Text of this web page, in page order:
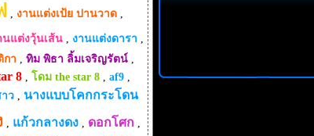
, งานแต่งเป้ย ปานวาด ,
นแต่งวุ้นเส้น, งานแต่งดารา ,
กา , ทิม พิธา ลิ้มเจริญรัตน์,
8, โดม the star 8, af9,
ว, นางแบบโคกกระโดน
, แก้วกลางดง, ดอกโศก ,